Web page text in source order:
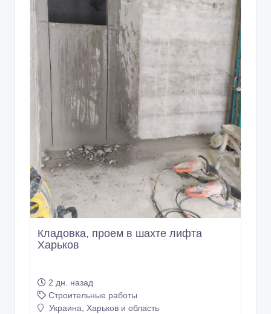
Кладовка, проем в шахте лифта
Харьков
2 дн. назад
Строительные работы
Украина, Харьков и область